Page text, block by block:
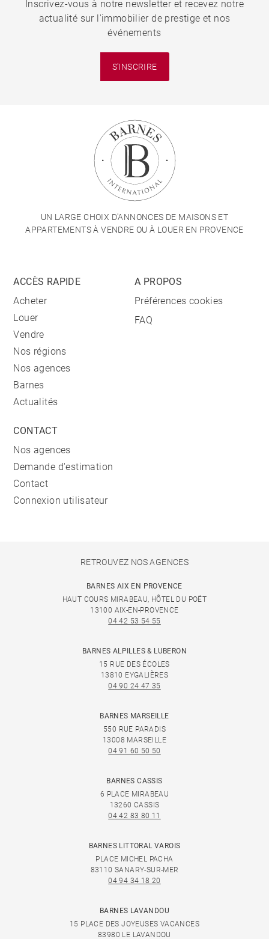
Inscrivez-vous à notre newsletter et recevez notre
actualité sur l'immobilier de prestige et nos
événements
S'INSCRIRE
UN LARGE CHOIX D'ANNONCES DE MAISONS ET
APPARTEMENTS À VENDRE OU À LOUER EN PROVENCE
ACCÈS RAPIDE
Acheter
Louer
Vendre
Nos régions
Nos agences
Barnes
Actualités
A PROPOS
Préférences cookies
FAQ
CONTACT
Nos agences
Demande d'estimation
Contact
Connexion utilisateur
RETROUVEZ NOS AGENCES
BARNES AIX EN PROVENCE
HAUT COURS MIRABEAU, HÔTEL DU POËT
13100 AIX-EN-PROVENCE
04 42 53 54 55
BARNES ALPILLES & LUBERON
15 RUE DES ÉCOLES
13810 EYGALIÈRES
04 90 24 47 35
BARNES MARSEILLE
550 RUE PARADIS
13008 MARSEILLE
04 91 60 50 50
BARNES CASSIS
6 PLACE MIRABEAU
13260 CASSIS
04 42 83 80 11
BARNES LITTORAL VAROIS
PLACE MICHEL PACHA
83110 SANARY-SUR-MER
04 94 34 18 20
BARNES LAVANDOU
15 PLACE DES JOYEUSES VACANCES
83980 LE LAVANDOU